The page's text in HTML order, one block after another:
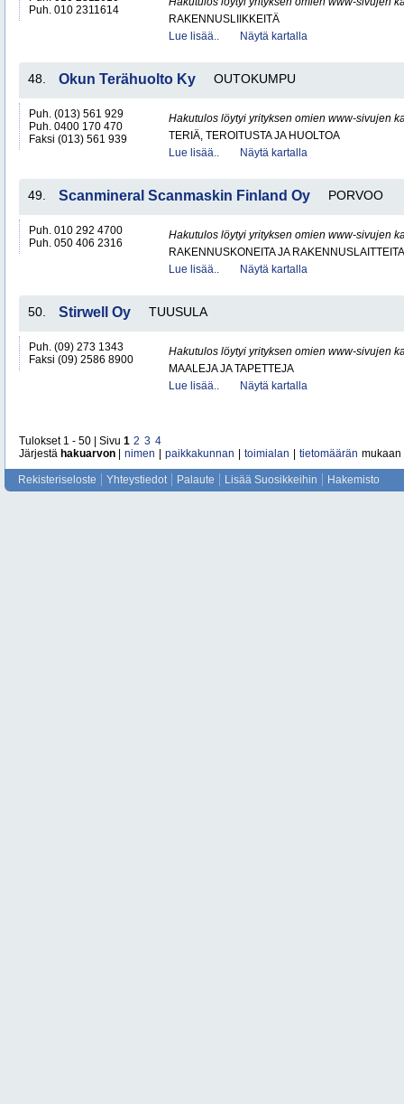
Puh. 010 2311614
RAKENNUSLIIKKEITÄ
Lue lisää..
Näytä kartalla
48. Okun Terähuolto Ky OUTOKUMPU
Puh. (013) 561 929
Puh. 0400 170 470
Faksi (013) 561 939
Hakutulos löytyi yrityksen omien www-sivujen
TERIÄ, TEROITUSTA JA HUOLTOA
Lue lisää..
Näytä kartalla
49. Scanmineral Scanmaskin Finland Oy PORVOO
Puh. 010 292 4700
Puh. 050 406 2316
Hakutulos löytyi yrityksen omien www-sivujen
RAKENNUSKONEITA JA RAKENNUSLAITTEITA
Lue lisää..
Näytä kartalla
50. Stirwell Oy TUUSULA
Puh. (09) 273 1343
Faksi (09) 2586 8900
Hakutulos löytyi yrityksen omien www-sivujen
MAALEJA JA TAPETTEJA
Lue lisää..
Näytä kartalla
Tulokset 1 - 50 | Sivu 1 2 3 4
Järjestä hakuarvon nimen paikkakunnan toimialan tietomäärän mukaan
Rekisteriseloste Yhteystiedot Palaute Lisää Suosikkeihin Hakemisto